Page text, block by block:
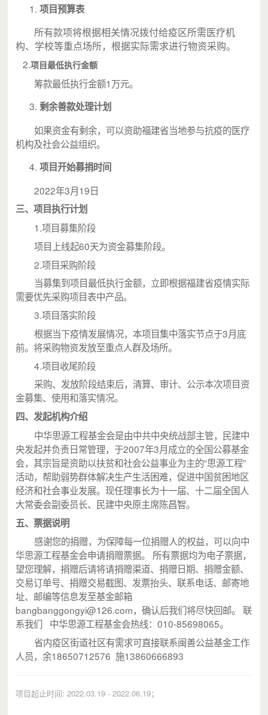
项目预算表
所有款项将根据相关情况拨付给疫区所需医疗机
构、学校等重点场所，根据实际需求进行物资采购。
2.项目最低执行金额
筹款最低执行金额1万元。
剩余善款处理计划
如果资金有剩余，可以资助福建省当地参与抗疫的医疗
机构及社会公益组织。
项目开始募捐时间
2022年3月19日
三、项目执行计划
1.项目募集阶段
项目上线起60天为资金募集阶段。
2.项目采购阶段
当募集到项目最低执行金额，立即根据福建省疫情实际
需要优先采购项目表中产品。
3.项目落实阶段
根据当下疫情发展情况，本项目集中落实节点于3月底
前。将采购物资发放至重点人群及场所。
4.项目收尾阶段
采购、发放阶段结束后，清算、审计、公示本次项目资
金募集、使用和落实情况。
四、 发起机构介绍
中华思源工程基金会是由中共中央统战部主管，民建中
央发起并负责日常管理，于2007年3月成立的全国公募基金
会，其宗旨是资助以扶贫和社会公益事业为主的“思源工程”
活动，帮助弱势群体解决生产生活困难，促进中国贫困地区
经济和社会事业发展。现任理事长为十一届、十二届全国人
大常委会副委员长、民建中央原主席陈昌智。
五、 票据说明
感谢您的捐赠，为保障每一位捐赠人的权益，可以向中
华思源工程基金会申请捐赠票据。 所有票据均为电子票据，
望您理解，捐赠后请将请捐赠渠道、捐赠日期、捐赠金额、
交易订单号、捐赠交易截图、发票抬头、联系电话、邮寄地
址、邮编等信息发至基金邮箱
bangbanggongyi@126.com，确认后我们将尽快回邮。 联
系我们 中华思源工程基金会热线：010-85698065。
省内疫区街道社区有需求可直接联系闽善公益基金工作
人员，余18650712576 施13860666893
项目起止时间: 2022.03.19 - 2022.06.19；